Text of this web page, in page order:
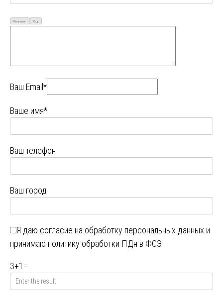
Визуально Код
Ваш Email*
Ваше имя*
Ваш телефон
Ваш город
Я даю согласие на обработку персональных данных и
принимаю политику обработки ПДн в ФСЭ
3+1 =